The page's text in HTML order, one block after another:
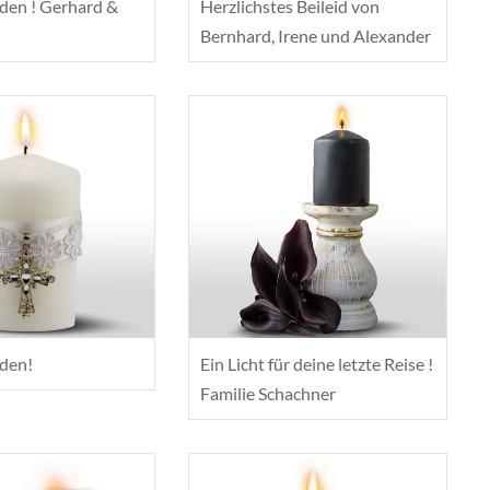
! Gerhard &
Herzlichstes Beileid von
Bernhard, Irene und Alexander
Ein Licht für deine letzte Reise !
Familie Schachner